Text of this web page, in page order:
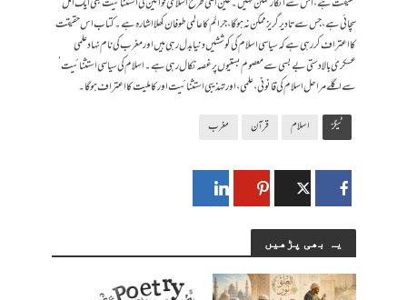
سچائی ہے، جس سے تادیرگریز ممکن نہ ہوگا، جرائم کا عالمی طوفان کھلا اشارہ ہے۔ کتاب اس حقیقت
کا اعتراف کر رہی ہے کہ سیاسی اسلام کي کوششیں دنیا بدل رہی ہیں اور مغرب کی نام نہاد علمی
عسکری بالادستی بے بسی سے معصوم بستیوں پر غصہ نکال رہی ہے۔ اسلام کی سیاسی استثنائیت’
سے اگلے مراحل اسلام کی قانونی، علمی، اور تہذیبی استثنائیت اور کاملیت کا اعتراف ہوگا۔
ٹیگز اسلام قرآن مغرب
یہ بھی پڑھیں